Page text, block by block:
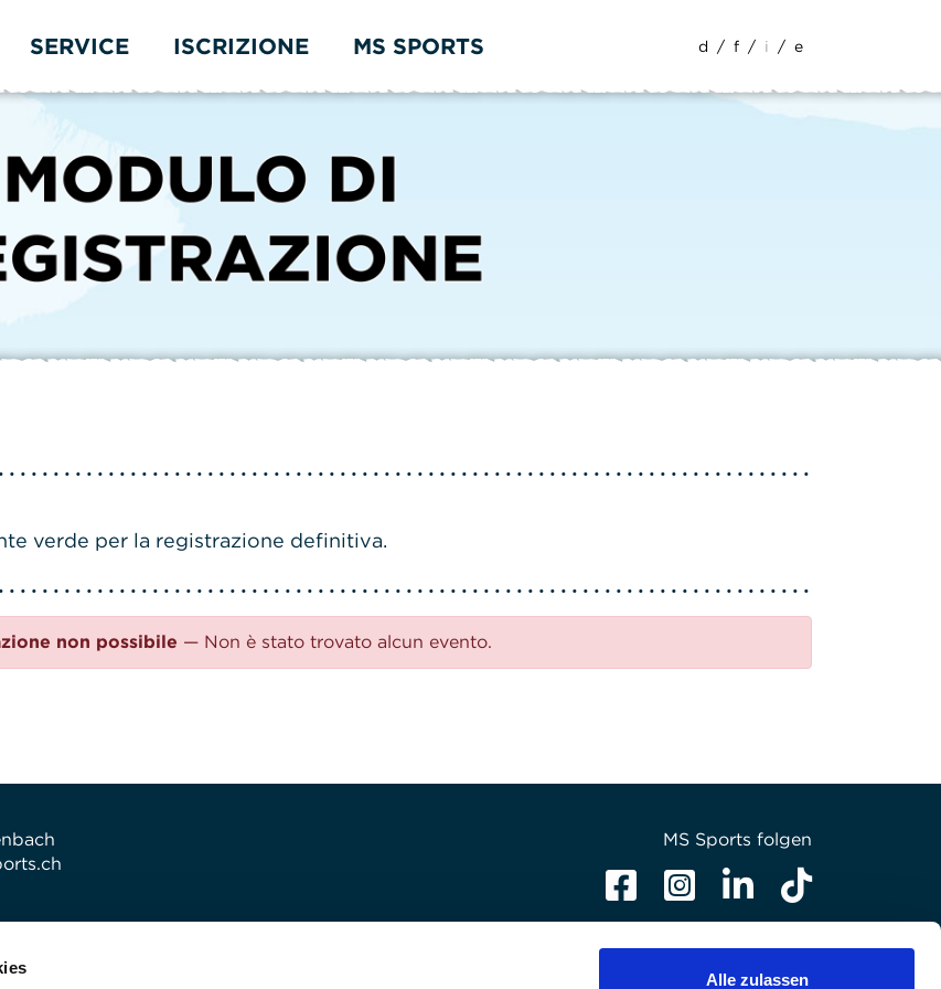
Alle zulassen
SERVICE ISCRIZIONE MS SPORTS d / f / i / e
verde per la registrazione definitiva.
non possibile — Non è stato trovato alcun evento.
MS Sports folgen